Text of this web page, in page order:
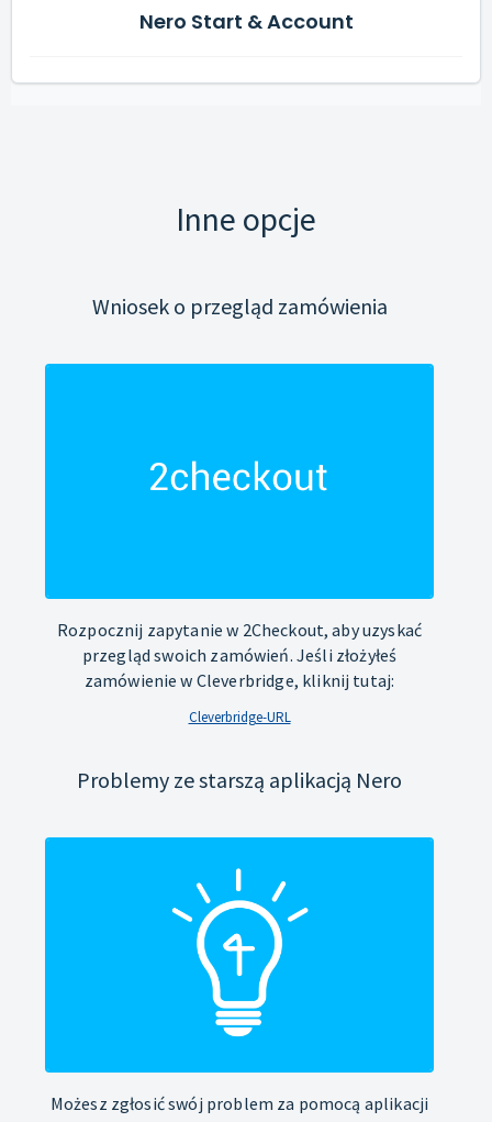
Nero Start & Account
Inne opcje
Wniosek o przegląd zamówienia
Rozpocznij zapytanie w 2Checkout, aby uzyskać
przegląd swoich zamówień. Jeśli złożyłeś
zamówienie w Cleverbridge, kliknij tutaj:
Cleverbridge-URL
Problemy ze starszą aplikacją Nero
Możesz zgłosić swój problem za pomocą aplikacji